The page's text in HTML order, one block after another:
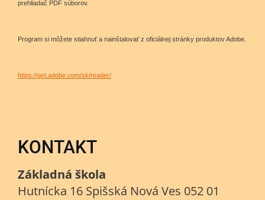
prehliadač PDF súborov.
Program si môžete stiahnuť a nainštalovať z oficiálnej stránky produktov Adobe.
https://get.adobe.com/sk/reader/
KONTAKT
Základná škola
Hutnícka 16 Spišská Nová Ves 052 01